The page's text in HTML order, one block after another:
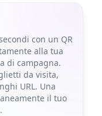
con un QR
alla tua
di campagna.
da visita,
URL. Una
il tuo